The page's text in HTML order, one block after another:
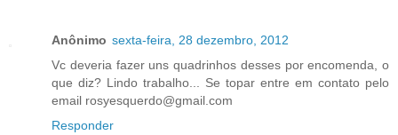
Anônimo sexta-feira, 28 dezembro, 2012
Vc deveria fazer uns quadrinhos desses por encomenda, o
que diz? Lindo trabalho... Se topar entre em contato pelo
email rosyesquerdo@gmail.com
Responder